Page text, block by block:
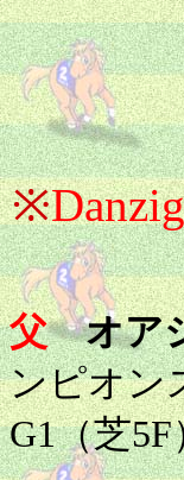
※Danzig
父
オア
ンピオン
G1（芝